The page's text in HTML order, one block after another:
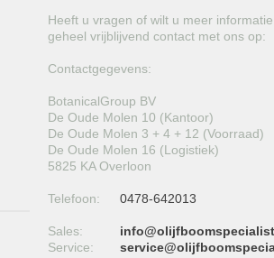
SCHIJNHULST
SNEEUWBAL
ECHTE LAURIER
Heeft u vragen of wilt u meer
geheel vrijblijvend contact met ons op:
Contactgegevens:
BotanicalGroup BV
De Oude Molen 10 (Kantoor)
De Oude Molen 3 + 4 + 12 (Voorraad)
De Oude Molen 16 (Logistiek)
5825 KA Overloon
Telefoon: 0478-642013
Sales:
Service: